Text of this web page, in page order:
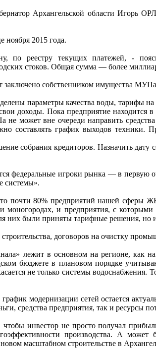
Архангельской области Игорь
ноября 2015 года.
по реестру текущих платежей, -
стоков. Общая сумма — более
заключено собственником имущества
параметры качества воды, тарифы
доходы. Пока предприятие
может вне очереди направить
составлять график выходов
собрания кредиторов. Назначить
федеральные игроки рынка — в первую
системы».
почти 80% предприятий нашей сферы
и предприятия, с
были приняты тарифные решения, но
договоров на очистку
лежит в основном на регионе, как
бюджете в плановом порядке
не только системы водоснабжения.
модернизации сетей остается
средства предприятия, так и ресурсы
инвестор не просто получал
производства. А
масштабном строительстве в